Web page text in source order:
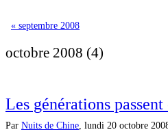
« septembre 2008
octobre 2008 (4)
Les générations
Par Nuits de Chine, lundi 20 octobre